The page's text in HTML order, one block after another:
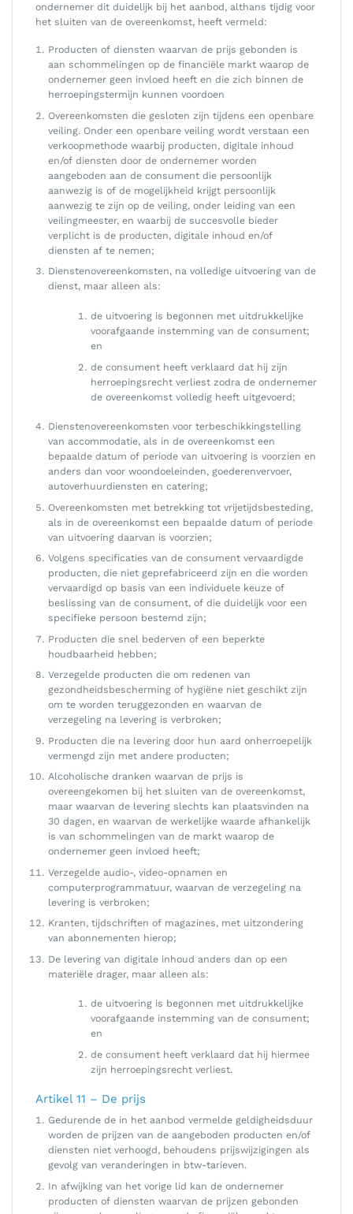
ondernemer dit duidelijk bij het aanbod, althans tijdig voor
het sluiten van de overeenkomst, heeft vermeld:
Producten of diensten waarvan de prijs gebonden is
aan schommelingen op de financiële markt waarop de
ondernemer geen invloed heeft en die zich binnen de
herroepingstermijn kunnen voordoen
Overeenkomsten die gesloten zijn tijdens een openbare
veiling. Onder een openbare veiling wordt verstaan een
verkoopmethode waarbij producten, digitale inhoud
en/of diensten door de ondernemer worden
aangeboden aan de consument die persoonlijk
aanwezig is of de mogelijkheid krijgt persoonlijk
aanwezig te zijn op de veiling, onder leiding van een
veilingmeester, en waarbij de succesvolle bieder
verplicht is de producten, digitale inhoud en/of
diensten af te nemen;
Dienstenovereenkomsten, na volledige uitvoering van de
dienst, maar alleen als:
de uitvoering is begonnen met uitdrukkelijke
voorafgaande instemming van de consument;
en
de consument heeft verklaard dat hij zijn
herroepingsrecht verliest zodra de ondernemer
de overeenkomst volledig heeft uitgevoerd;
Dienstenovereenkomsten voor terbeschikkingstelling
van accommodatie, als in de overeenkomst een
bepaalde datum of periode van uitvoering is voorzien en
anders dan voor woondoeleinden, goederenvervoer,
autoverhuurdiensten en catering;
Overeenkomsten met betrekking tot vrijetijdsbesteding,
als in de overeenkomst een bepaalde datum of periode
van uitvoering daarvan is voorzien;
Volgens specificaties van de consument vervaardigde
producten, die niet geprefabriceerd zijn en die worden
vervaardigd op basis van een individuele keuze of
beslissing van de consument, of die duidelijk voor een
specifieke persoon bestemd zijn;
Producten die snel bederven of een beperkte
houdbaarheid hebben;
Verzegelde producten die om redenen van
gezondheidsbescherming of hygiëne niet geschikt zijn
om te worden teruggezonden en waarvan de
verzegeling na levering is verbroken;
Producten die na levering door hun aard onherroepelijk
vermengd zijn met andere producten;
Alcoholische dranken waarvan de prijs is
overeengekomen bij het sluiten van de overeenkomst,
maar waarvan de levering slechts kan plaatsvinden na
30 dagen, en waarvan de werkelijke waarde afhankelijk
is van schommelingen van de markt waarop de
ondernemer geen invloed heeft;
Verzegelde audio-, video-opnamen en
computerprogrammatuur, waarvan de verzegeling na
levering is verbroken;
Kranten, tijdschriften of magazines, met uitzondering
van abonnementen hierop;
De levering van digitale inhoud anders dan op een
materiële drager, maar alleen als:
de uitvoering is begonnen met uitdrukkelijke
voorafgaande instemming van de consument;
en
de consument heeft verklaard dat hij hiermee
zijn herroepingsrecht verliest.
Artikel 11 – De prijs
Gedurende de in het aanbod vermelde geldigheidsduur
worden de prijzen van de aangeboden producten en/of
diensten niet verhoogd, behoudens prijswijzigingen als
gevolg van veranderingen in btw-tarieven.
In afwijking van het vorige lid kan de ondernemer
producten of diensten waarvan de prijzen gebonden